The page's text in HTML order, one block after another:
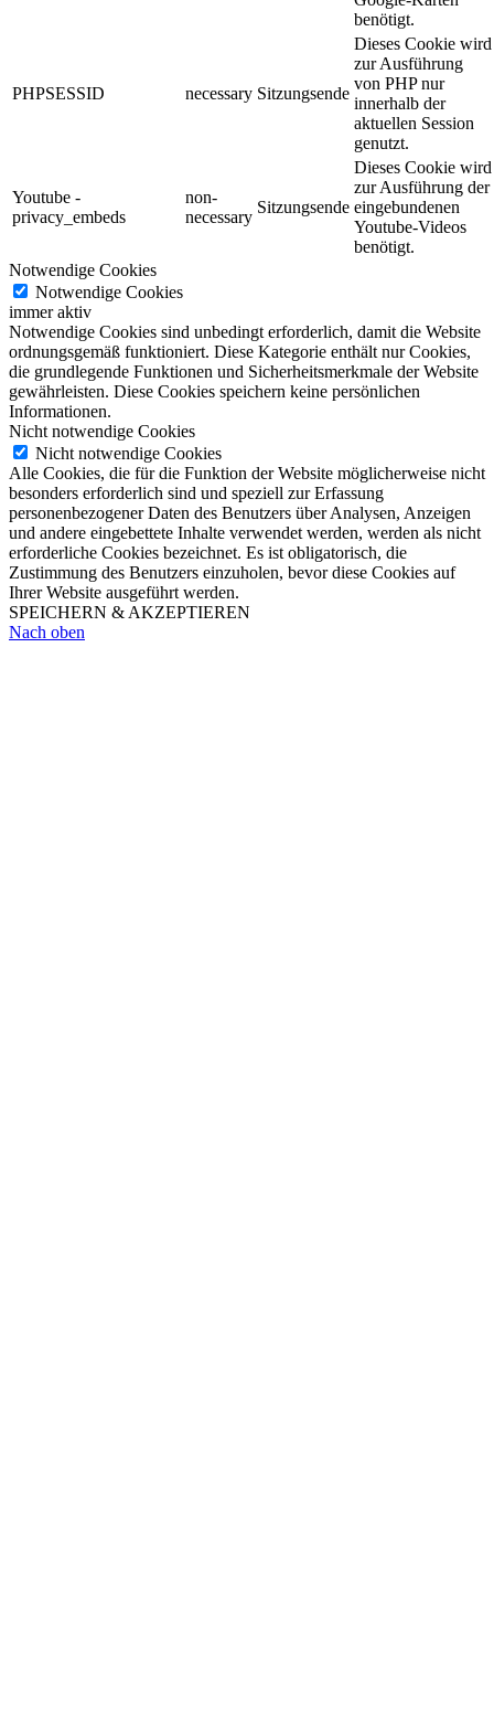
benötigt.
PHPSESSID necessary Sitzungsende
Dieses Cookie wird
zur Ausführung
von PHP nur
innerhalb der
aktuellen Session
genutzt.
Youtube -
privacy_embeds
non-
necessary
Sitzungsende
Dieses Cookie wird
zur Ausführung der
eingebundenen
Youtube-Videos
benötigt.
Notwendige Cookies
Notwendige Cookies
immer aktiv
Notwendige Cookies sind unbedingt erforderlich, damit die Website
ordnungsgemäß funktioniert. Diese Kategorie enthält nur Cookies,
die grundlegende Funktionen und Sicherheitsmerkmale der Website
gewährleisten. Diese Cookies speichern keine persönlichen
Informationen.
Nicht notwendige Cookies
Nicht notwendige Cookies
Alle Cookies, die für die Funktion der Website möglicherweise nicht
besonders erforderlich sind und speziell zur Erfassung
personenbezogener Daten des Benutzers über Analysen, Anzeigen
und andere eingebettete Inhalte verwendet werden, werden als nicht
erforderliche Cookies bezeichnet. Es ist obligatorisch, die
Zustimmung des Benutzers einzuholen, bevor diese Cookies auf
Ihrer Website ausgeführt werden.
SPEICHERN & AKZEPTIEREN
Nach oben